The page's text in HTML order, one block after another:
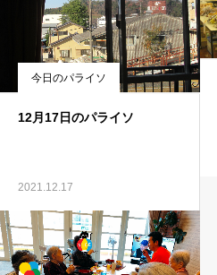
今日のパライソ
12月17日のパライソ
2021.12.17